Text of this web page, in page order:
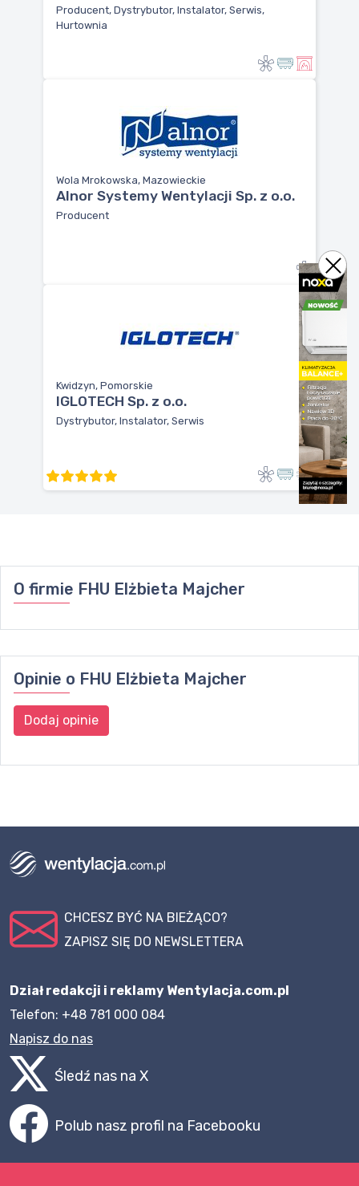
Producent, Dystrybutor, Instalator, Serwis,
Hurtownia
Wola Mrokowska, Mazowieckie
Alnor Systemy Wentylacji Sp. z o.o.
Producent
Kwidzyn, Pomorskie
IGLOTECH Sp. z o.o.
Dystrybutor, Instalator, Serwis
O firmie FHU Elżbieta Majcher
Opinie o FHU Elżbieta Majcher
Dodaj opinie
CHCESZ BYĆ NA BIEŻĄCO?
ZAPISZ SIĘ DO NEWSLETTERA
Dział redakcji i reklamy Wentylacja.com.pl
Telefon: +48 781 000 084
Napisz do nas
Śledź nas na X
Polub nasz profil na Facebooku